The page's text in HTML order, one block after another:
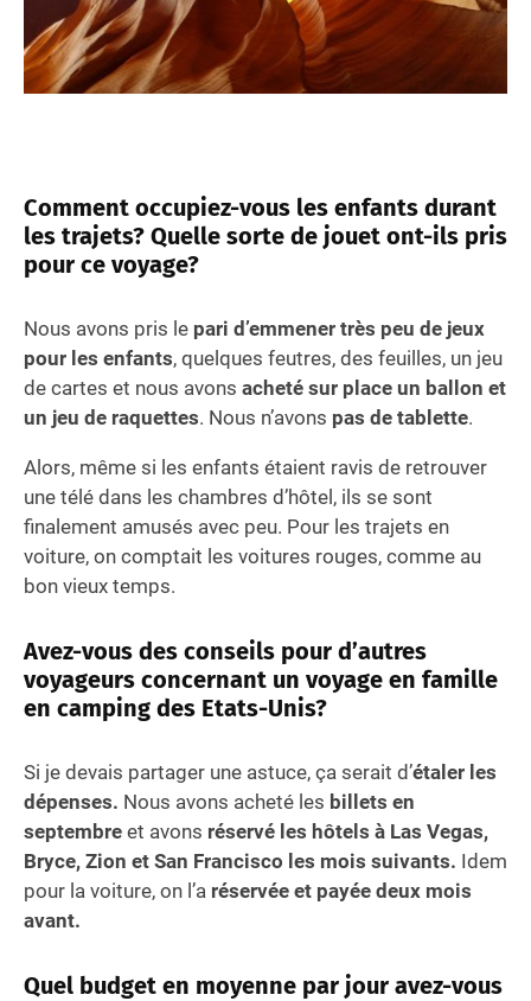
Comment occupiez-vous les enfants durant
les trajets? Quelle sorte de jouet ont-ils pris
pour ce voyage?
Nous avons pris le pari d’emmener très peu de jeux
pour les enfants, quelques feutres, des feuilles, un jeu
de cartes et nous avons acheté sur place un ballon et
un jeu de raquettes. Nous n’avons pas de tablette.
Alors, même si les enfants étaient ravis de retrouver
une télé dans les chambres d’hôtel, ils se sont
finalement amusés avec peu. Pour les trajets en
voiture, on comptait les voitures rouges, comme au
bon vieux temps.
Avez-vous des conseils pour d’autres
voyageurs concernant un voyage en famille
en camping des Etats-Unis?
Si je devais partager une astuce, ça serait d’étaler les
dépenses. Nous avons acheté les billets en
septembre et avons réservé les hôtels à Las Vegas,
Bryce, Zion et San Francisco les mois suivants. Idem
pour la voiture, on l’a réservée et payée deux mois
avant.
Quel budget en moyenne par jour avez-vous